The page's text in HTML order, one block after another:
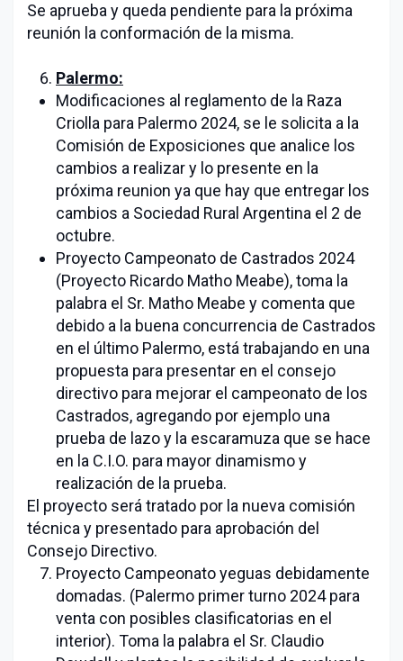
Se aprueba y queda pendiente para la próxima
reunión la conformación de la misma.
Palermo:
Modificaciones al reglamento de la Raza
Criolla para Palermo 2024, se le solicita a la
Comisión de Exposiciones que analice los
cambios a realizar y lo presente en la
próxima reunion ya que hay que entregar los
cambios a Sociedad Rural Argentina el 2 de
octubre.
Proyecto Campeonato de Castrados 2024
(Proyecto Ricardo Matho Meabe), toma la
palabra el Sr. Matho Meabe y comenta que
debido a la buena concurrencia de Castrados
en el último Palermo, está trabajando en una
propuesta para presentar en el consejo
directivo para mejorar el campeonato de los
Castrados, agregando por ejemplo una
prueba de lazo y la escaramuza que se hace
en la C.I.O. para mayor dinamismo y
realización de la prueba.
El proyecto será tratado por la nueva comisión
técnica y presentado para aprobación del
Consejo Directivo.
Proyecto Campeonato yeguas debidamente
domadas. (Palermo primer turno 2024 para
venta con posibles clasificatorias en el
interior). Toma la palabra el Sr. Claudio